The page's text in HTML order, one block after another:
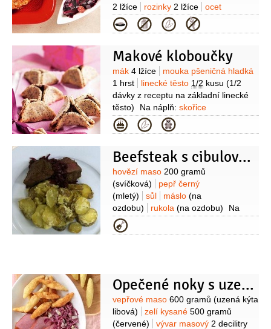
2 lžíce
rozinky 2 lžíce
ocet
1 lžíce
zavařenina rybízová
Kategorie
Makové kloboučky
Suroviny
mák 4 lžíce
mouka pšeničná hladká
1 hrst
linecké těsto 1/2 kusu (1/2
dávky z receptu na základní linecké
těsto)
Na náplň: skořice
1 špetka
cukr2 lžíce
(40%)
pomerančová kůra
1/2hrnku
švestky sušené
10 kusů
povidla 2 lžíce
Kategorie
Beefsteak s cibulovou marmeládou + VIDEO
Suroviny
hovězí maso 200 gramů
(svíčková)
pepř černý
(mletý)
sůl máslo (na
ozdobu)
rukola (na ozdobu)
Na
marmeládu:
2 kusy
ocet vinný2 lžíce
víno
šlehání
petrželka velkolistá
sýr
Parmezán
česnek
Kategorie
Opečené noky s uzenou kýtou a červeným zelím
Suroviny
vepřové maso 600 gramů (uzená kýta
libová)
zelí kysané 500 gramů
(červené)
vývar masový 2 decilitry